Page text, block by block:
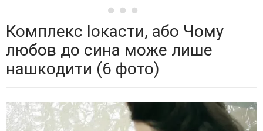
Комплекс Іокасти, або Чому
любов до сина може лише
нашкодити (6 фото)